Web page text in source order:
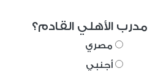
مدرب الأهلي القادم؟
مصري
أجنبي